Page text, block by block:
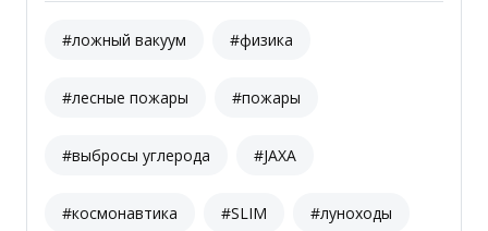
#ложный вакуум #физика
#лесные пожары #пожары
#выбросы углерода #JAXA
#космонавтика #SLIM #луноходы